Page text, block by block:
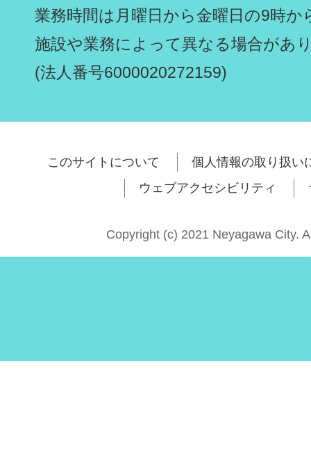
業務時間は月曜日から金曜日の9時か
施設や業務によって異なる場合があ
(法人番号6000020272159)
このサイトについて
個人情報の取り扱い
ウェブアクセシビリティ
Copyright (c) 2021 Neyagawa City.